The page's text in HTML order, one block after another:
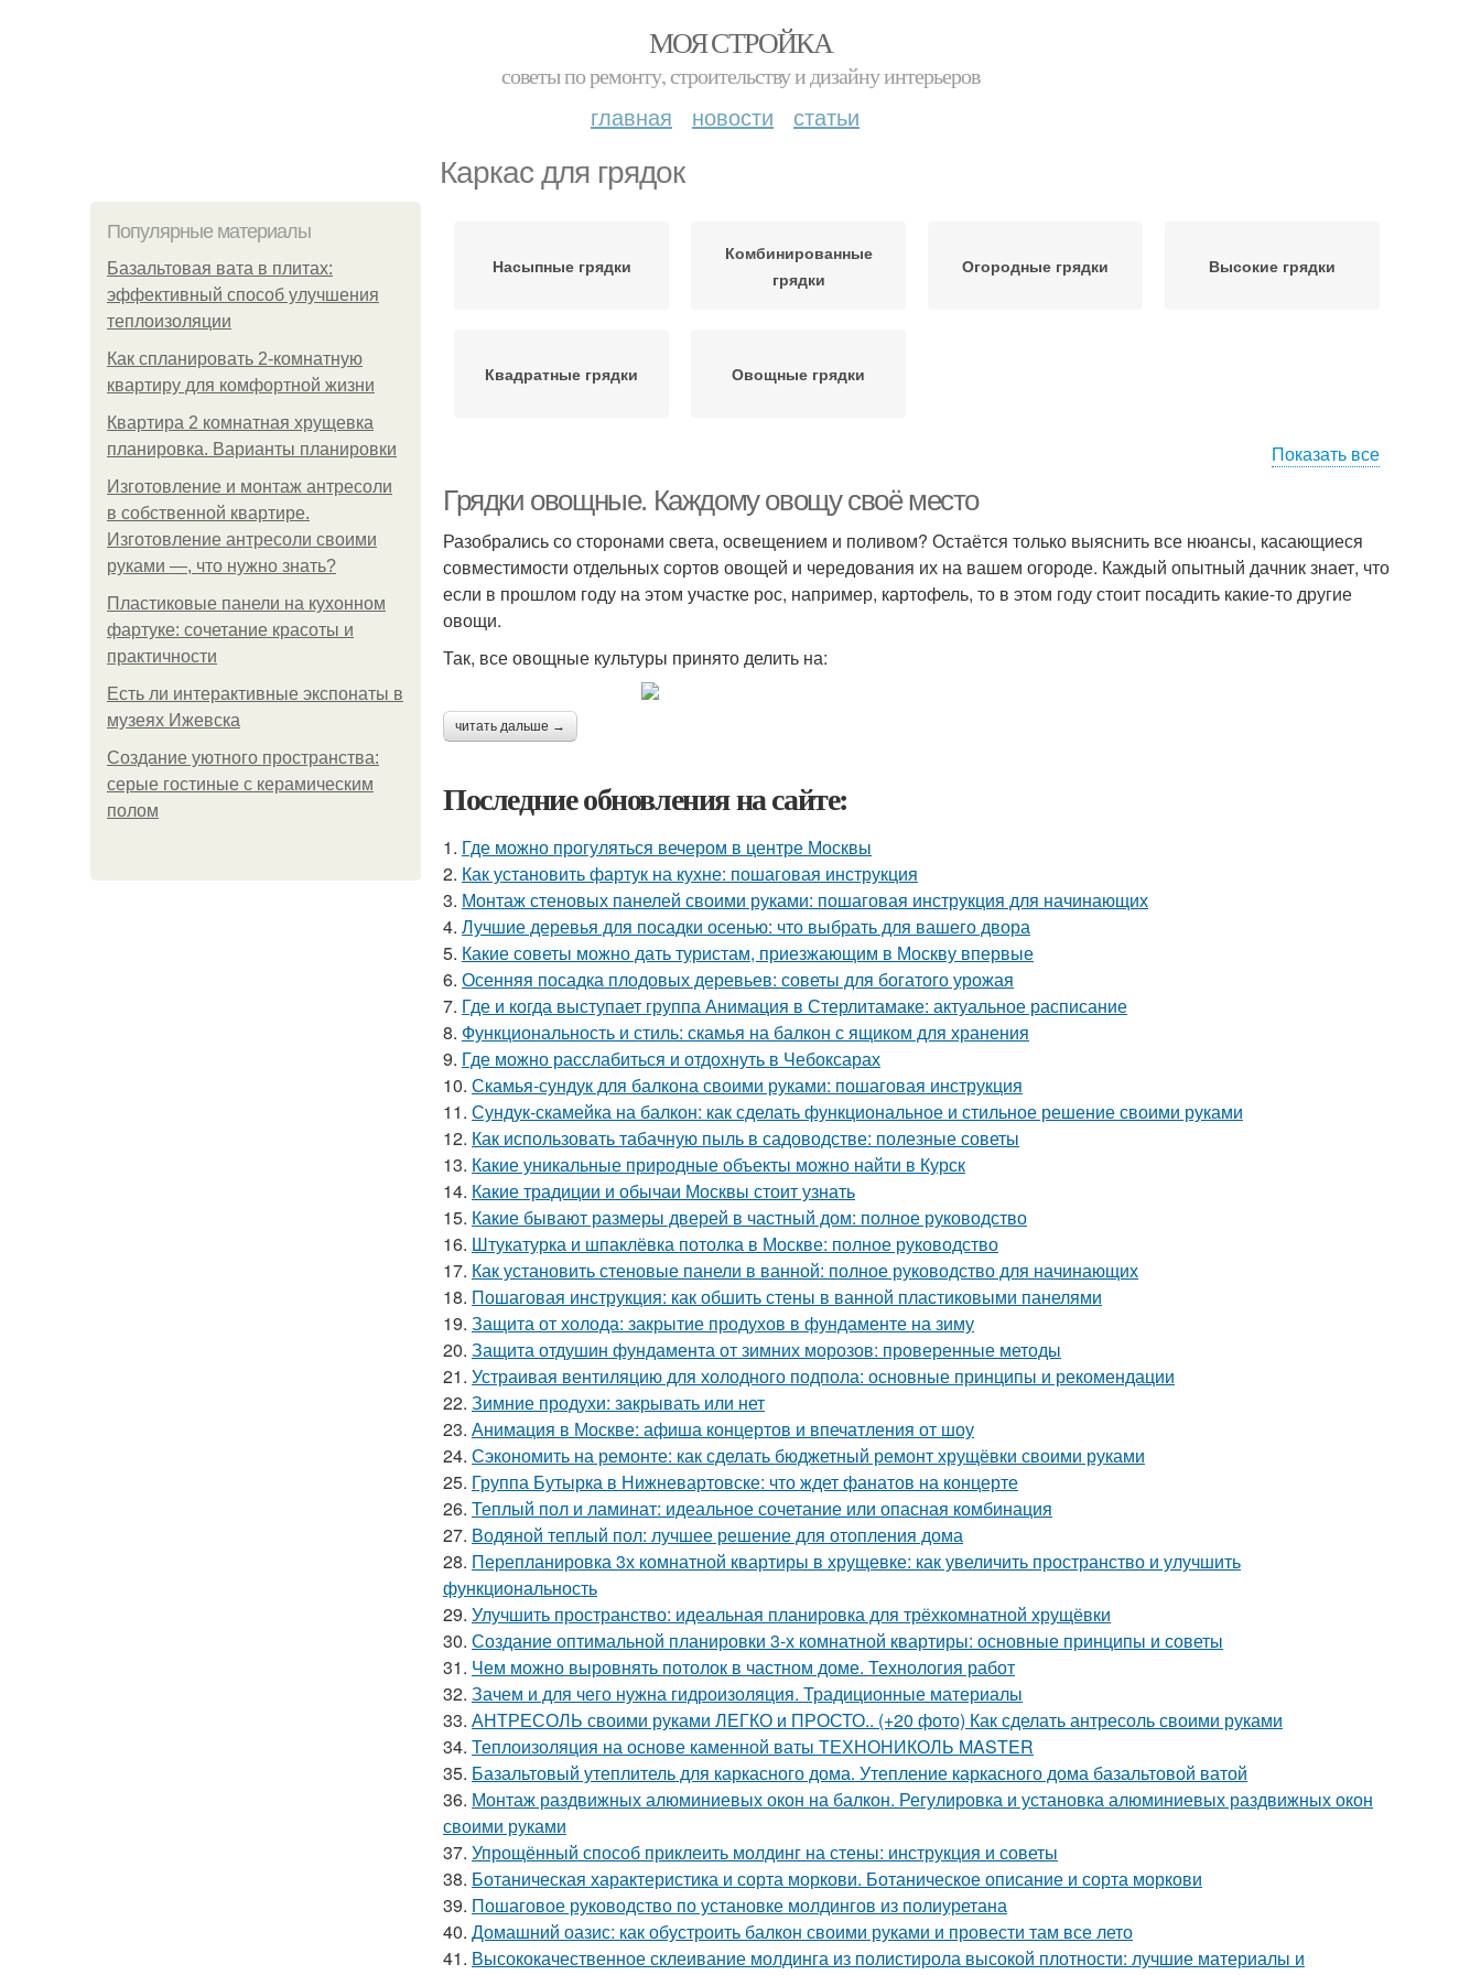
МОЯ СТРОЙКА
советы по ремонту, строительству и дизайну интерьеров
главная новости статьи
Каркас для грядок
Популярные материалы
Базальтовая вата в плитах:
эффективный способ улучшения
теплоизоляции
Как спланировать 2-комнатную
квартиру для комфортной жизни
Квартира 2 комнатная хрущевка
планировка. Варианты планировки
Изготовление и монтаж антресоли
в собственной квартире.
Изготовление антресоли своими
руками —, что нужно знать?
Пластиковые панели на кухонном
фартуке: сочетание красоты и
практичности
Есть ли интерактивные экспонаты в
музеях Ижевска
Создание уютного пространства:
серые гостиные с керамическим
полом
Насыпные грядки
Комбинированные
грядки
Огородные грядки Высокие грядки
Квадратные грядки Овощные грядки
Показать все
Грядки овощные. Каждому овощу своё место
Разобрались со сторонами света, освещением и поливом? Остаётся только выяснить все нюансы, касающиеся
совместимости отдельных сортов овощей и чередования их на вашем огороде. Каждый опытный дачник знает, что
если в прошлом году на этом участке рос, например, картофель, то в этом году стоит посадить какие-то другие
овощи.
Так, все овощные культуры принято делить на:
читать дальше →
Последние обновления на сайте:
1. Где можно прогуляться вечером в центре Москвы
2. Как установить фартук на кухне: пошаговая инструкция
3. Монтаж стеновых панелей своими руками: пошаговая инструкция для начинающих
4. Лучшие деревья для посадки осенью: что выбрать для вашего двора
5. Какие советы можно дать туристам, приезжающим в Москву впервые
6. Осенняя посадка плодовых деревьев: советы для богатого урожая
7. Где и когда выступает группа Анимация в Стерлитамаке: актуальное расписание
8. Функциональность и стиль: скамья на балкон с ящиком для хранения
9. Где можно расслабиться и отдохнуть в Чебоксарах
10. Скамья-сундук для балкона своими руками: пошаговая инструкция
11. Сундук-скамейка на балкон: как сделать функциональное и стильное решение своими руками
12. Как использовать табачную пыль в садоводстве: полезные советы
13. Какие уникальные природные объекты можно найти в Курск
14. Какие традиции и обычаи Москвы стоит узнать
15. Какие бывают размеры дверей в частный дом: полное руководство
16. Штукатурка и шпаклёвка потолка в Москве: полное руководство
17. Как установить стеновые панели в ванной: полное руководство для начинающих
18. Пошаговая инструкция: как обшить стены в ванной пластиковыми панелями
19. Защита от холода: закрытие продухов в фундаменте на зиму
20. Защита отдушин фундамента от зимних морозов: проверенные методы
21. Устраивая вентиляцию для холодного подпола: основные принципы и рекомендации
22. Зимние продухи: закрывать или нет
23. Анимация в Москве: афиша концертов и впечатления от шоу
24. Сэкономить на ремонте: как сделать бюджетный ремонт хрущёвки своими руками
25. Группа Бутырка в Нижневартовске: что ждет фанатов на концерте
26. Теплый пол и ламинат: идеальное сочетание или опасная комбинация
27. Водяной теплый пол: лучшее решение для отопления дома
28. Перепланировка 3х комнатной квартиры в хрущевке: как увеличить пространство и улучшить
функциональность
29. Улучшить пространство: идеальная планировка для трёхкомнатной хрущёвки
30. Создание оптимальной планировки 3-х комнатной квартиры: основные принципы и советы
31. Чем можно выровнять потолок в частном доме. Технология работ
32. Зачем и для чего нужна гидроизоляция. Традиционные материалы
33. АНТРЕСОЛЬ своими руками ЛЕГКО и ПРОСТО.. (+20 фото) Как сделать антресоль своими руками
34. Теплоизоляция на основе каменной ваты ТЕХНОНИКОЛЬ MASTER
35. Базальтовый утеплитель для каркасного дома. Утепление каркасного дома базальтовой ватой
36. Монтаж раздвижных алюминиевых окон на балкон. Регулировка и установка алюминиевых раздвижных окон
своими руками
37. Упрощённый способ приклеить молдинг на стены: инструкция и советы
38. Ботаническая характеристика и сорта моркови. Ботаническое описание и сорта моркови
39. Пошаговое руководство по установке молдингов из полиуретана
40. Домашний оазис: как обустроить балкон своими руками и провести там все лето
41. Высококачественное склеивание молдинга из полистирола высокой плотности: лучшие материалы и